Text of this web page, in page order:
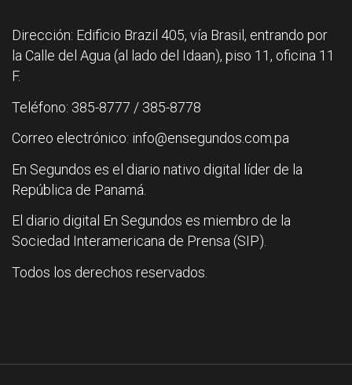
Dirección: Edificio Brazil 405, vía Brasil, entrando por
la Calle del Agua (al lado del Idaan), piso 11, oficina 11
F.
Teléfono: 385-8777 / 385-8778
Correo electrónico: info@ensegundos.com.pa
En Segundos es el diario nativo digital líder de la
República de Panamá.
El diario digital En Segundos es miembro de la
Sociedad Interamericana de Prensa (SIP).
Todos los derechos reservados.